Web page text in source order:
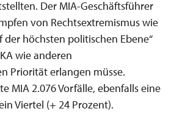
Der MIA-Geschäftsführer
von Rechtsextremismus wie
der höchsten politischen Ebene“
wie anderen
Priorität erlangen müsse.
MIA 2.076 Vorfälle, ebenfalls eine
Viertel (+ 24 Prozent).